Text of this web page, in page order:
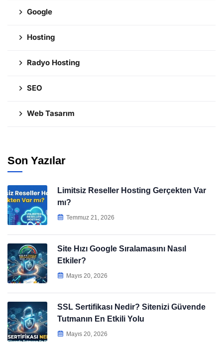
Google
Hosting
Radyo Hosting
SEO
Web Tasarım
Son Yazılar
Limitsiz Reseller Hosting Gerçekten Var
mı?
Temmuz 21, 2026
Site Hızı Google Sıralamasını Nasıl
Etkiler?
Mayıs 20, 2026
SSL Sertifikası Nedir? Sitenizi Güvende
Tutmanın En Etkili Yolu
Mayıs 20, 2026